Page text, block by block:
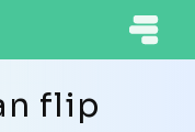
flip